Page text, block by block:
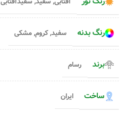
رنگ بدنه سفید,کروم,مشکی
برند رسام
ساخت ایران